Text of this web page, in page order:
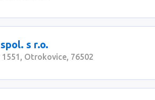
s r.o.
1551, Otrokovice, 76502